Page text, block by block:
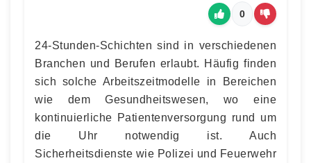
0
24-Stunden-Schichten sind in verschiedenen
Branchen und Berufen erlaubt. Häufig finden
sich solche Arbeitszeitmodelle in Bereichen
wie dem Gesundheitswesen, wo eine
kontinuierliche Patientenversorgung rund um
die Uhr notwendig ist. Auch
Sicherheitsdienste wie Polizei und Feuerwehr